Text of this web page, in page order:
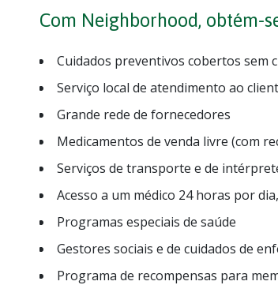
Com Neighborhood, obtém-
Cuidados preventivos cobertos sem
Serviço local de atendimento ao
Grande rede de fornecedores
Medicamentos de venda livre (com
Serviços de transporte e de
Acesso a um médico 24 horas por
Programas especiais de saúde
Gestores sociais e de cuidados de
Programa de recompensas para